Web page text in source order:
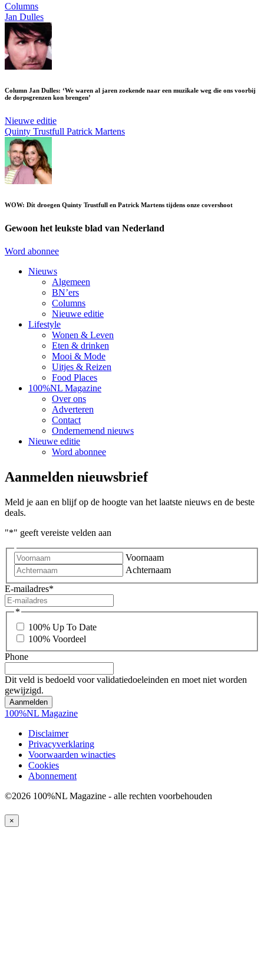
Columns
Jan Dulles
Column Jan Dulles: ‘We waren al jaren zoekende naar een muzikale weg die ons voorbij
de dorpsgrenzen kon brengen’
Nieuwe editie
Quinty Trustfull Patrick Martens
WOW: Dít droegen Quinty Trustfull en Patrick Martens tijdens onze covershoot
Gewoon het leukste blad van Nederland
Word abonnee
Nieuws
Algemeen
BN’ers
Columns
Nieuwe editie
Lifestyle
Wonen & Leven
Eten & drinken
Mooi & Mode
Uitjes & Reizen
Food Places
100%NL Magazine
Over ons
Adverteren
Contact
Ondernemend nieuws
Nieuwe editie
Word abonnee
Aanmelden nieuwsbrief
Meld je aan en blijf op de hoogte van het laatste nieuws en de beste
deals.
"*" geeft vereiste velden aan
Voornaam
Achternaam
E-mailadres*
*
100% Up To Date
100% Voordeel
Phone
Dit veld is bedoeld voor validatiedoeleinden en moet niet worden
gewijzigd.
100%NL Magazine
Disclaimer
Privacyverklaring
Voorwaarden winacties
Cookies
Abonnement
©2026 100%NL Magazine - alle rechten voorbehouden
×